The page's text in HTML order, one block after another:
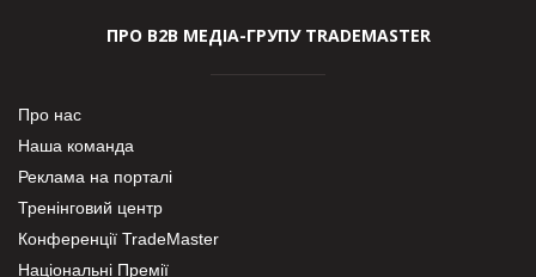
ПРО В2В МЕДІА-ГРУПУ TRADEMASTER
Про нас
Наша команда
Реклама на порталі
Тренінговий центр
Конференції TradeMaster
Національні Премії